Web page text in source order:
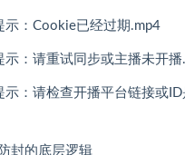
示：Cookie已经过期.mp4
示：请重试同步或主播未开播
示：请检查开播平台链接或ID
封的底层逻辑